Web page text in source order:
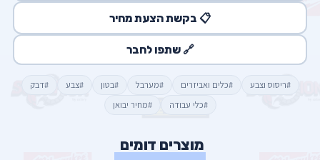
📋 בקשת הצעת מחיר
🔗 שתפו לחבר
#ריסוס וצבע #כלים ואביזרים #מערבל #בטון #צבע
#דבק
#כלי עבודה
#מחיר יבואן
מוצרים דומים